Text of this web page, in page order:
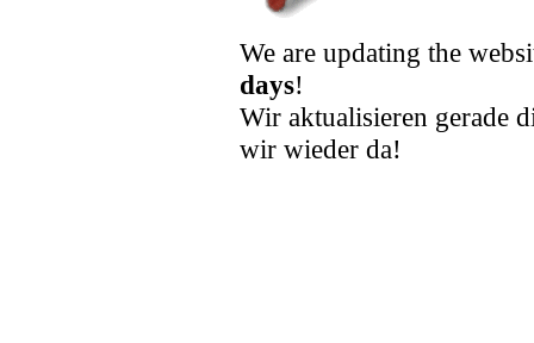
We are updating the
days!
Wir aktualisieren gerade
wir wieder da!